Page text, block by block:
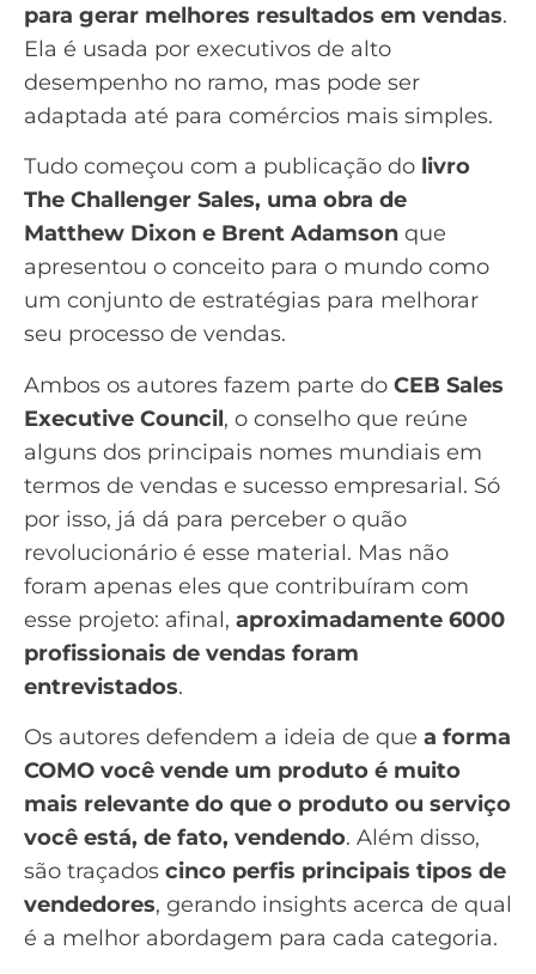
para gerar melhores resultados em vendas.
Ela é usada por executivos de alto
desempenho no ramo, mas pode ser
adaptada até para comércios mais simples.
Tudo começou com a publicação do livro
The Challenger Sales, uma obra de
Matthew Dixon e Brent Adamson que
apresentou o conceito para o mundo como
um conjunto de estratégias para melhorar
seu processo de vendas.
Ambos os autores fazem parte do CEB Sales
Executive Council, o conselho que reúne
alguns dos principais nomes mundiais em
termos de vendas e sucesso empresarial. Só
por isso, já dá para perceber o quão
revolucionário é esse material. Mas não
foram apenas eles que contribuíram com
esse projeto: afinal, aproximadamente 6000
profissionais de vendas foram
entrevistados.
Os autores defendem a ideia de que a forma
COMO você vende um produto é muito
mais relevante do que o produto ou serviço
você está, de fato, vendendo. Além disso,
são traçados cinco perfis principais tipos de
vendedores, gerando insights acerca de qual
é a melhor abordagem para cada categoria.